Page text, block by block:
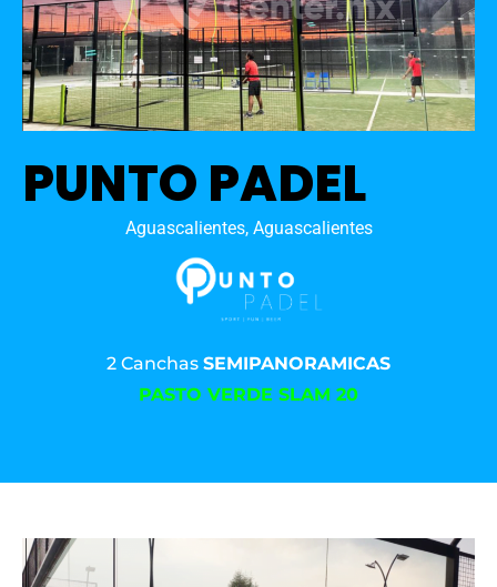
PUNTO PADEL
Aguascalientes, Aguascalientes
2 Canchas SEMIPANORAMICAS
PASTO VERDE SLAM 20